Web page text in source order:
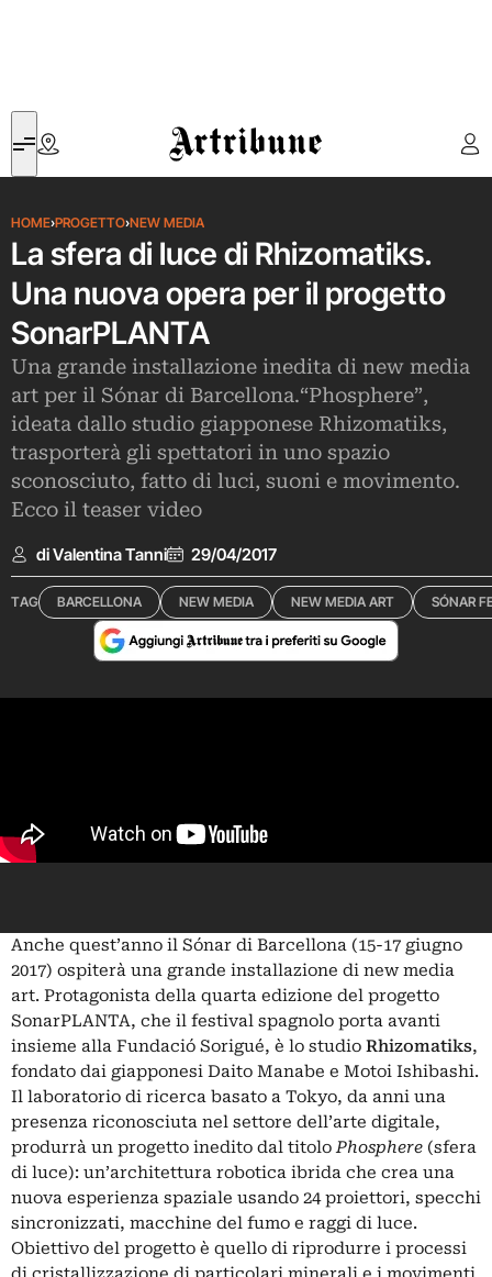
Artribune
HOME›PROGETTO›NEW MEDIA
La sfera di luce di Rhizomatiks.
Una nuova opera per il progetto
SonarPLANTA
Una grande installazione inedita di new media
art per il Sónar di Barcellona.“Phosphere”,
ideata dallo studio giapponese Rhizomatiks,
trasporterà gli spettatori in uno spazio
sconosciuto, fatto di luci, suoni e movimento.
Ecco il teaser video
di Valentina Tanni 29/04/2017
TAG BARCELLONA NEW MEDIA NEW MEDIA ART SÓNAR
Anche quest’anno il Sónar di Barcellona (15-17 giugno
2017) ospiterà una grande installazione di new media
art. Protagonista della quarta edizione del progetto
SonarPLANTA, che il festival spagnolo porta avanti
insieme alla Fundació Sorigué, è lo studio Rhizomatiks,
fondato dai giapponesi Daito Manabe e Motoi Ishibashi.
Il laboratorio di ricerca basato a Tokyo, da anni una
presenza riconosciuta nel settore dell’arte digitale,
produrrà un progetto inedito dal titoloPhosphere (sfera
di luce): un’architettura robotica ibrida che crea una
nuova esperienza spaziale usando 24 proiettori, specchi
sincronizzati, macchine del fumo e raggi di luce.
Obiettivo del progetto è quello di riprodurre i processi